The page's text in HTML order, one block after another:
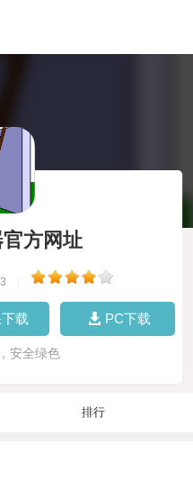
方网址
载 PC下载
安全绿色
排行